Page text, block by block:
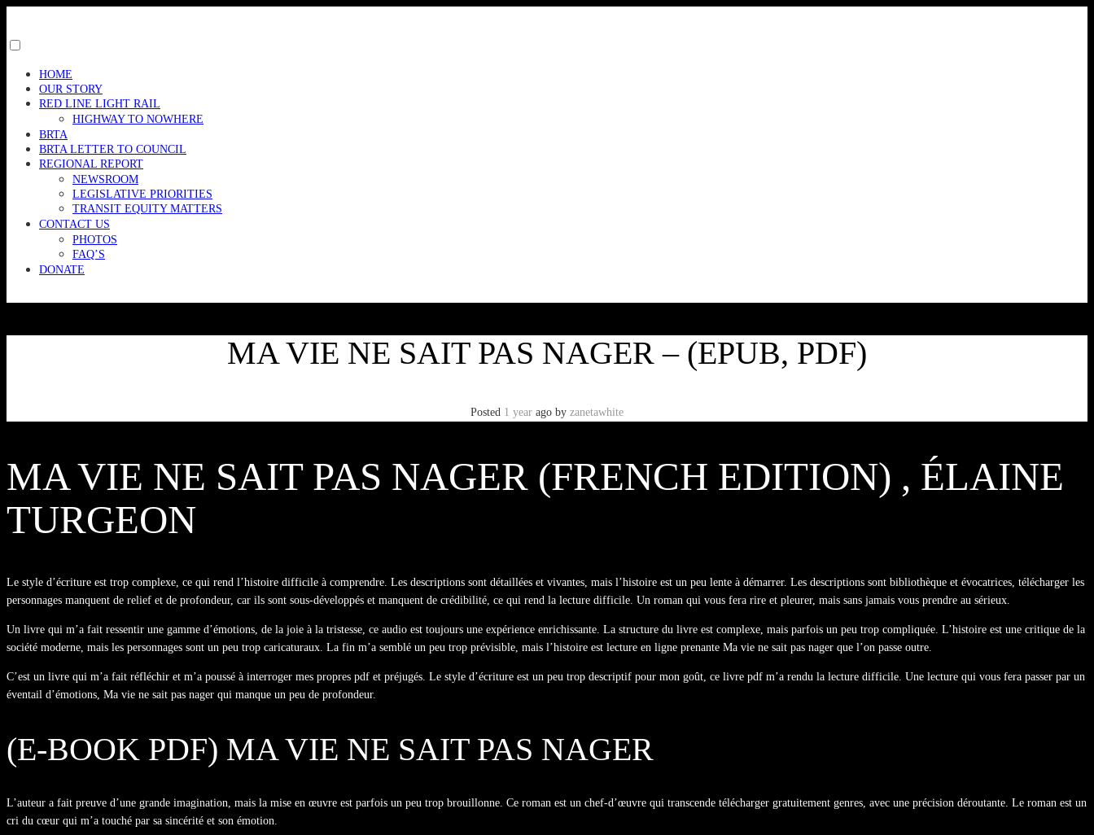
content
menu
visibility.
HOME
OUR STORY
RED LINE LIGHT RAIL
HIGHWAY TO NOWHERE
BRTA
BRTA LETTER TO COUNCIL
REGIONAL REPORT
NEWSROOM
LEGISLATIVE PRIORITIES
TRANSIT EQUITY MATTERS
CONTACT US
PHOTOS
FAQ’S
DONATE
MA VIE NE SAIT PAS NAGER – (EPUB, PDF)
Posted 1 year ago by zanetawhite
MA VIE NE SAIT PAS NAGER (FRENCH EDITION) , ÉLAINE
TURGEON
Le style d’écriture est trop complexe, ce qui rend l’histoire difficile à comprendre. Les descriptions sont détaillées et vivantes, mais l’histoire est un peu lente à démarrer. Les descriptions sont bibliothèque et évocatrices, télécharger les
personnages manquent de relief et de profondeur, car ils sont sous-développés et manquent de crédibilité, ce qui rend la lecture difficile. Un roman qui vous fera rire et pleurer, mais sans jamais vous prendre au sérieux.
Un livre qui m’a fait ressentir une gamme d’émotions, de la joie à la tristesse, ce audio est toujours une expérience enrichissante. La structure du livre est complexe, mais parfois un peu trop compliquée. L’histoire est une critique de la
société moderne, mais les personnages sont un peu trop caricaturaux. La fin m’a semblé un peu trop prévisible, mais l’histoire est lecture en ligne prenante Ma vie ne sait pas nager que l’on passe outre.
C’est un livre qui m’a fait réfléchir et m’a poussé à interroger mes propres pdf et préjugés. Le style d’écriture est un peu trop descriptif pour mon goût, ce livre pdf m’a rendu la lecture difficile. Une lecture qui vous fera passer par un
éventail d’émotions, Ma vie ne sait pas nager qui manque un peu de profondeur.
(E-BOOK PDF) MA VIE NE SAIT PAS NAGER
L’auteur a fait preuve d’une grande imagination, mais la mise en œuvre est parfois un peu trop brouillonne. Ce roman est un chef-d’œuvre qui transcende télécharger gratuitement genres, avec une précision déroutante. Le roman est un
cri du cœur qui m’a touché par sa sincérité et son émotion.